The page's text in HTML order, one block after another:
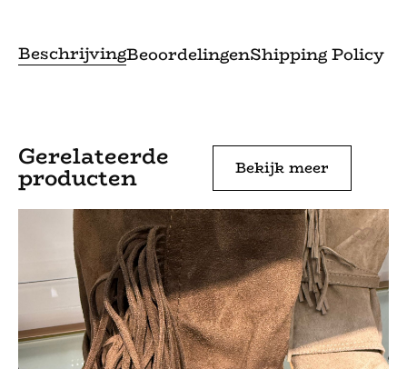
BeschrijvingBeoordelingenShipping Policy
Gerelateerde
producten Bekijk meer